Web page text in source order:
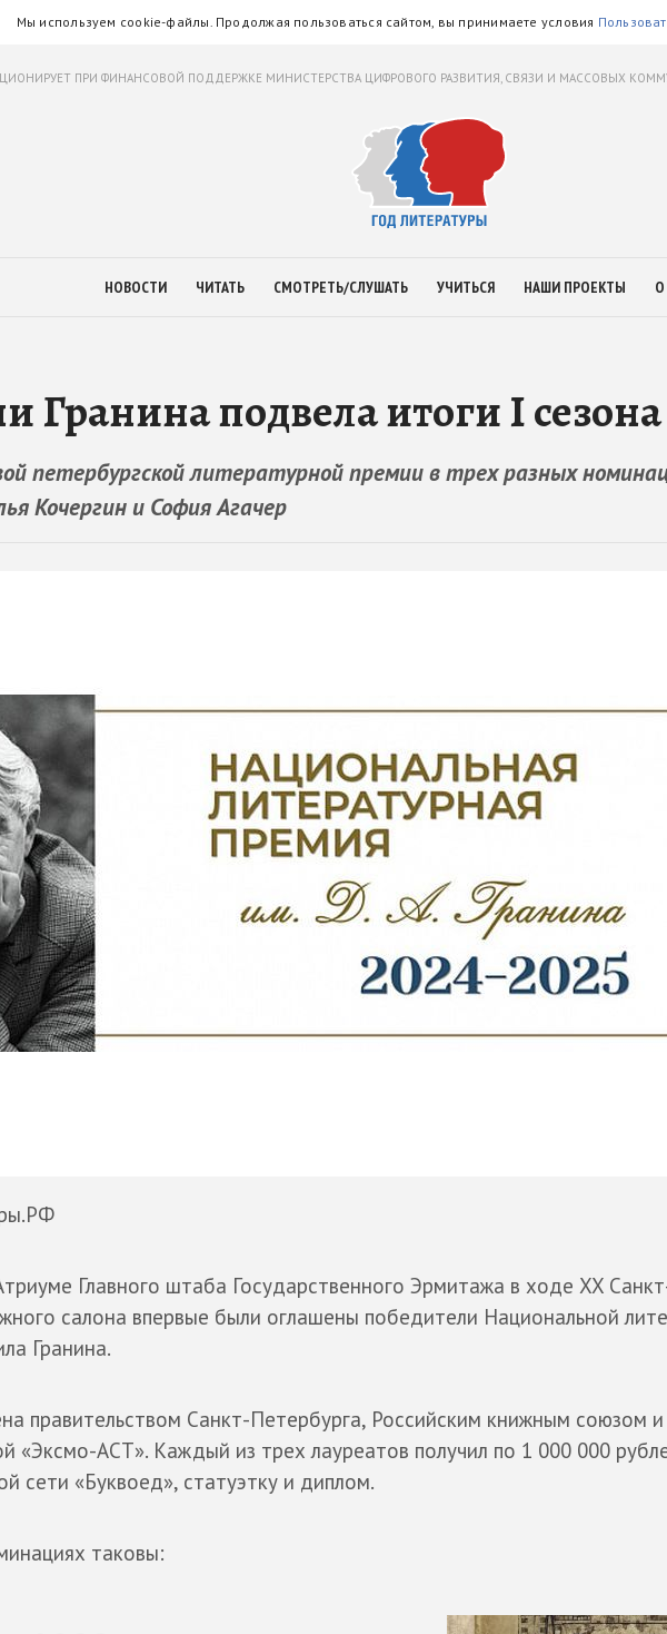
Мы используем cookie-файлы. Продолжая пользоваться сайтом, вы принимаете условия
ПРИ ФИНАНСОВОЙ ПОДДЕРЖКЕ МИНИСТЕРСТВА ЦИФРОВОГО РАЗВИТИЯ, СВЯЗИ И МАССОВЫХ
НОВОСТИ ЧИТАТЬ СМОТРЕТЬ/СЛУШАТЬ УЧИТЬСЯ НАШИ ПРОЕКТЫ
Гранина подвела итоги I сезона
петербургской литературной премии в трех разных
Кочергин и София Агачер
Главного штаба Государственного Эрмитажа в ходе XX
салона впервые были оглашены победители Национальной
Гранина.
правительством Санкт-Петербурга, Российским книжным союзом и
«Эксмо-АСТ». Каждый из трех лауреатов получил по 1 000 000
сети «Буквоед», статуэтку и диплом.
таковы: